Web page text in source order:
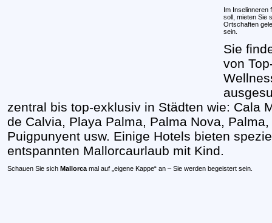
Im Inselinneren
soll, mieten Sie
Ortschaften
sein.
Sie
von
zentral bis top-exklusiv in Städten wie: Cala
de Calvia, Playa Palma, Palma Nova,
Puigpunyent usw. Einige Hotels bieten
entspannten Mallorcaurlaub mit Kind.
Schauen Sie sich Mallorca mal auf „eigene Kappe“ an – Sie werden begeistert sein.